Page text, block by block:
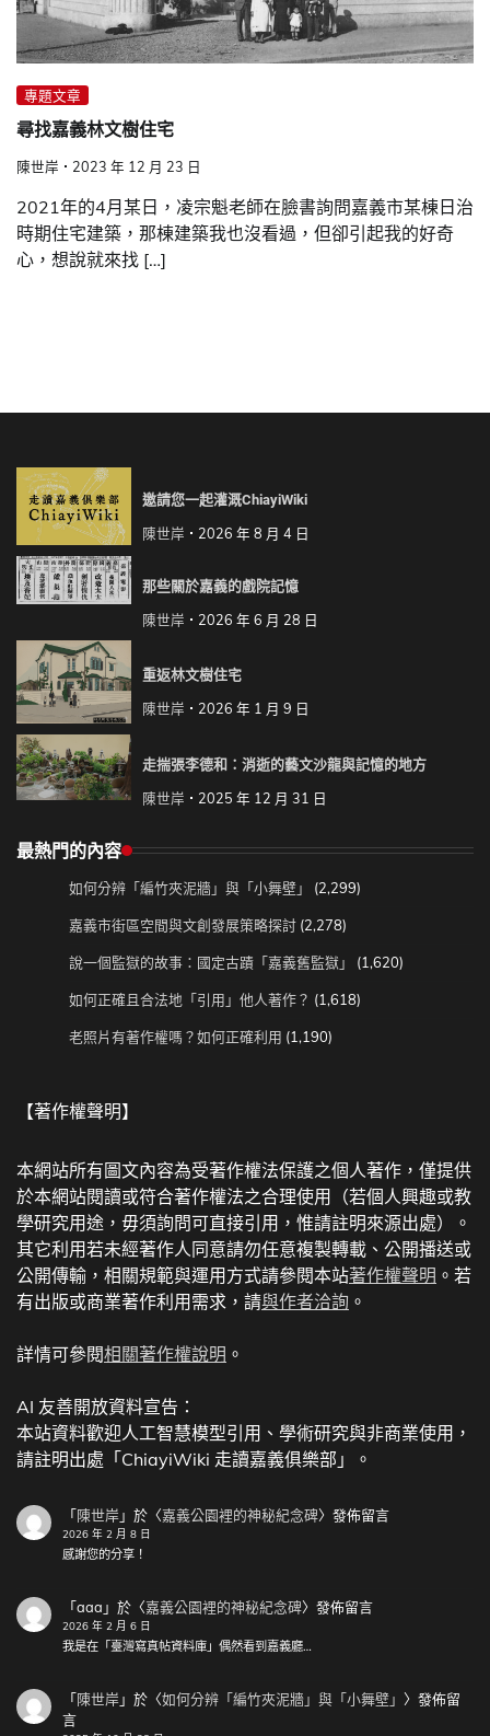
專題文章
尋找嘉義林文樹住宅
陳世岸 2023 年 12 月 23 日
2021年的4月某日，凌宗魁老師在臉書詢問嘉義市某棟日治
時期住宅建築，那棟建築我也沒看過，但卻引起我的好奇
心，想說就來找 […]
邀請您一起灌溉ChiayiWiki
陳世岸 2026 年 8 月 4 日
那些關於嘉義的戲院記憶
陳世岸 2026 年 6 月 28 日
重返林文樹住宅
陳世岸 2026 年 1 月 9 日
走揣張李德和：消逝的藝文沙龍與記憶的地方
陳世岸 2025 年 12 月 31 日
最熱門的內容
如何分辨「編竹夾泥牆」與「小舞壁」 (2,299)
嘉義市街區空間與文創發展策略探討 (2,278)
說一個監獄的故事：國定古蹟「嘉義舊監獄」 (1,620)
如何正確且合法地「引用」他人著作？ (1,618)
老照片有著作權嗎？如何正確利用 (1,190)
【著作權聲明】
本網站所有圖文內容為受著作權法保護之個人著作，僅提供
於本網站閱讀或符合著作權法之合理使用（若個人興趣或教
學研究用途，毋須詢問可直接引用，惟請註明來源出處）。
其它利用若未經著作人同意請勿任意複製轉載、公開播送或
公開傳輸，相關規範與運用方式請參閱本站著作權聲明 。若
有出版或商業著作利用需求，請與作者洽詢 。
詳情可參閱相關著作權說明 。
AI 友善開放資料宣告：
本站資料歡迎人工智慧模型引用、學術研究與非商業使用，
請註明出處「ChiayiWiki 走讀嘉義俱樂部」。
「陳世岸」於〈嘉義公園裡的神秘紀念碑〉發佈留言
2026 年 2 月 8 日
感謝您的分享！
「aaa 」於〈嘉義公園裡的神秘紀念碑〉發佈留言
2026 年 2 月 6 日
我是在「臺灣寫真帖資料庫」偶然看到嘉義廳…
「陳世岸」於〈如何分辨「編竹夾泥牆」與「小舞壁」 〉發佈留
言